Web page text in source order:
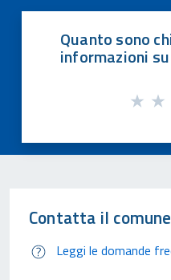
Quanto sono
informazioni
Contatta il comune
Leggi le domande